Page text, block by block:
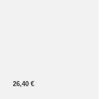
26,40 €